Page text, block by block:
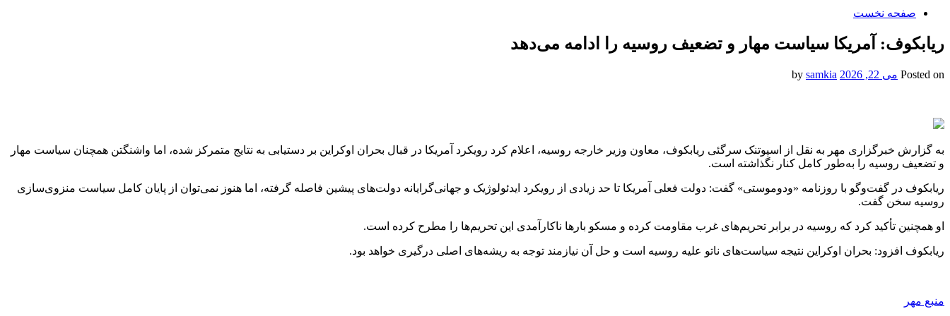
صفحه نخست
ریابکوف: آمریکا سیاست مهار و تضعیف روسیه را ادامه می‌دهد
Posted on می 22, 2026 samkia
به گزارش خبرگزاری مهر به نقل از اسپوتنک سرگئی ریابکوف، معاون وزیر خارجه روسیه، اعلام کرد رویکرد آمریکا در قبال بحران اوکراین بر دستیابی به نتایج متمرکز شده، اما واشنگتن همچنان سیاست مهار
و تضعیف روسیه را به‌طور کامل کنار نگذاشته است.
ریابکوف در گفت‌وگو با روزنامه «ودوموستی» گفت: دولت فعلی آمریکا تا حد زیادی از رویکرد ایدئولوژیک و جهانی‌گرایانه دولت‌های پیشین فاصله گرفته، اما هنوز نمی‌توان از پایان کامل سیاست منزوی‌سازی
روسیه سخن گفت.
او همچنین تأکید کرد که روسیه در برابر تحریم‌های غرب مقاومت کرده و مسکو بارها ناکارآمدی این تحریم‌ها را مطرح کرده است.
ریابکوف افزود: بحران اوکراین نتیجه سیاست‌های ناتو علیه روسیه است و حل آن نیازمند توجه به ریشه‌های اصلی درگیری خواهد بود.
منبع مهر